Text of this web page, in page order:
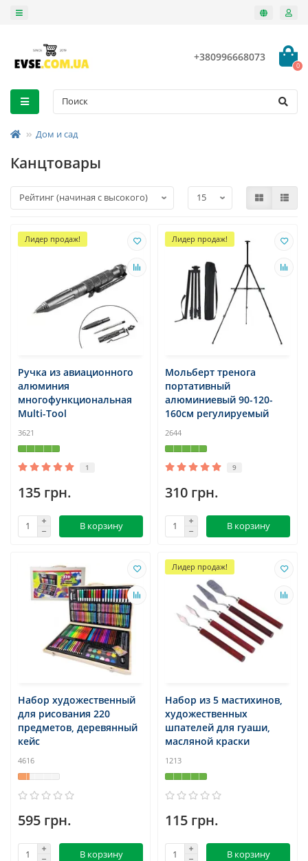
+380996668073
0
Дом и сад
Канцтовары
Лидер продаж!
Ручка из авиационного
алюминия
многофункциональная
Multi-Tool
3621
1
135 грн.
В корзину
Лидер продаж!
Мольберт тренога
портативный
алюминиевый 90-120-
160см регулируемый
2644
9
310 грн.
В корзину
Набор художественный
для рисования 220
предметов, деревянный
кейс
4616
595 грн.
В корзину
Лидер продаж!
Набор из 5 мастихинов,
художественных
шпателей для гуаши,
масляной краски
1213
115 грн.
В корзину